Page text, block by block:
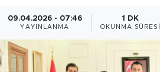
09.04.2026 - 07:46
YAYINLANMA
1 DK
OKUNMA SÜRESI
Güncel
Gündem